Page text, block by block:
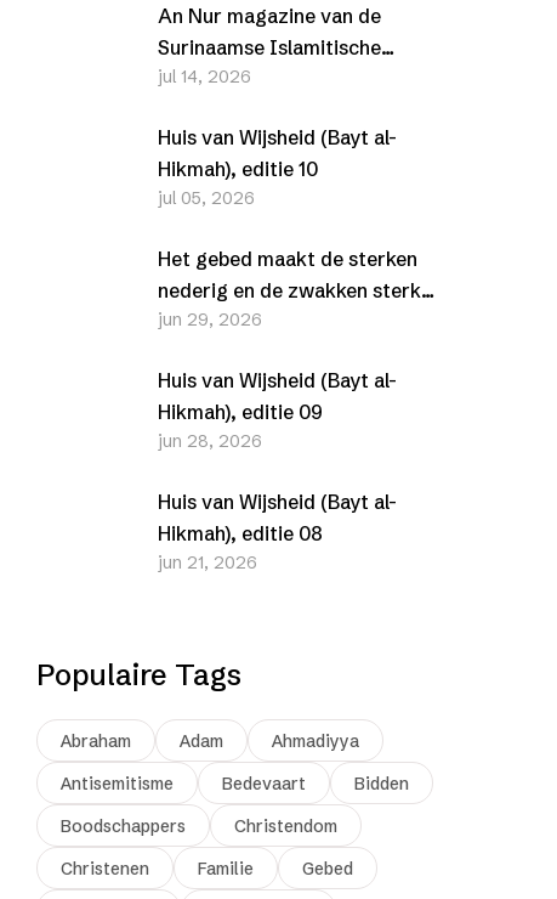
An Nur magazine van de
Surinaamse Islamitische
Vereniging (SIV) –
jul 14, 2026
Huis van Wijsheid (Bayt al-
Hikmah), editie 10
jul 05, 2026
Het gebed maakt de sterken
nederig en de zwakken sterk
(Al-Furqān, 25-63-77)
jun 29, 2026
Huis van Wijsheid (Bayt al-
Hikmah), editie 09
jun 28, 2026
Huis van Wijsheid (Bayt al-
Hikmah), editie 08
jun 21, 2026
Populaire Tags
Abraham Adam
Ahmadiyya
Antisemitisme
Bedevaart
Bidden
Boodschappers
Christendom
Christenen
Familie
Gebed